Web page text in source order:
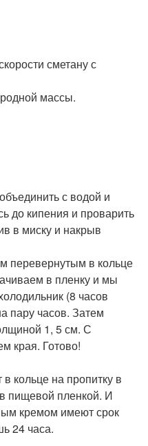
сметану с
массы.
с водой и
до кипения и проварить
в миску и накрыв
перевернутым в кольце
в пленку и мы
(8 часов
пару часов. Затем
1, 5 см. С
края. Готово!
кольце на пропитку в
пищевой пленкой. И
кремом имеют срок
24 часа.